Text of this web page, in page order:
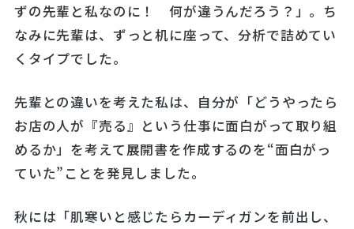
ずの先輩と私なのに！ 何が違うんだろう？」。ち
なみに先輩は、ずっと机に座って、分析で詰めてい
くタイプでした。
先輩との違いを考えた私は、自分が「どうやったら
お店の人が『売る』という仕事に面白がって取り組
めるか」を考えて展開書を作成するのを“面白がっ
ていた”ことを発見しました。
秋には「肌寒いと感じたらカーディガンを前出し、